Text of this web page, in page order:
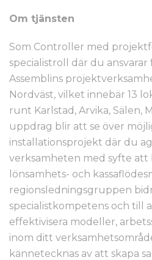
Om tjänsten
Som Controller med
specialistroll där du
Assemblins
Nordväst, vilket innebär 13
runt Karlstad, Arvika, Sälen,
uppdrag blir att se över
installationsprojekt där du
verksamheten med syfte att
lönsamhets- och
regionsledningsgruppen
specialistkompetens och till
effektivisera modeller,
inom ditt
kännetecknas av att skapa